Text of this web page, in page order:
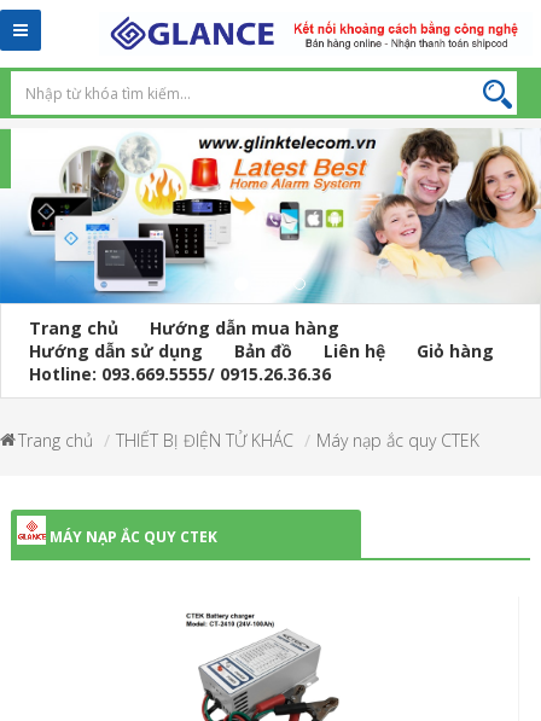
Toggle
navigation
Trang chủ
Hướng dẫn mua hàng
Hướng dẫn sử dụng
Bản đồ Liên hệ
Giỏ hàng
Hotline: 093.669.5555/ 0915.26.36.36
Trang chủ THIẾT BỊ ĐIỆN TỬ KHÁC Máy nạp ắc quy CTEK
MÁY NẠP ẮC QUY CTEK